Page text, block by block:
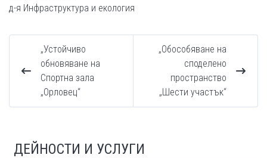
д-я Инфраструктура и екология
„Устойчиво
обновяване на
Спортна зала
„Орловец“
„Обособяване на
споделено
пространство
„Шести участък“
ДЕЙНОСТИ И УСЛУГИ